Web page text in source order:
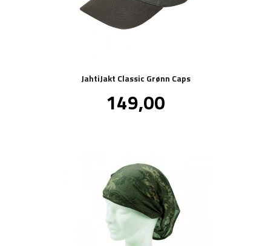
JahtiJakt Classic Grønn Caps
Pris
149,00